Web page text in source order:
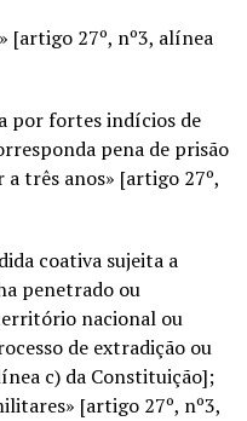
[artigo 27º, nº3, alínea
por fortes indícios de
pena de prisão
três anos» [artigo 27º,
coativa sujeita a
penetrado ou
nacional ou
de extradição ou
c) da Constituição];
[artigo 27º, nº3,